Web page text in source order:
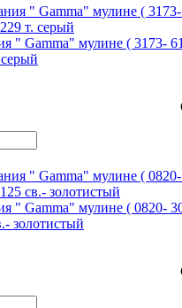
" Gamma" мулине ( 3173-
" Gamma" мулине ( 0820-
золотистый